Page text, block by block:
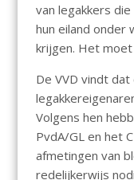
van legakkers
hun eiland onder
krijgen. Het
De VVD vindt
Volgens hen
PvdA/GL en het
afmetingen van
redelijkerwijs